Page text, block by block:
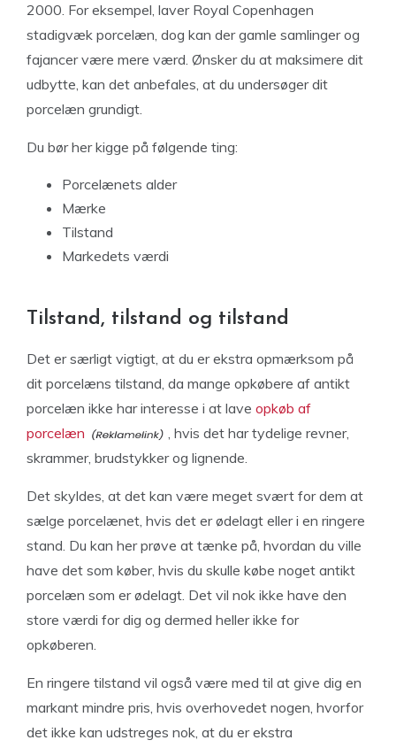
2000. For eksempel, laver Royal Copenhagen
stadigvæk porcelæn, dog kan der gamle samlinger og
fajancer være mere værd. Ønsker du at maksimere dit
udbytte, kan det anbefales, at du undersøger dit
porcelæn grundigt.
Du bør her kigge på følgende ting:
Porcelænets alder
Mærke
Tilstand
Markedets værdi
Tilstand, tilstand og tilstand
Det er særligt vigtigt, at du er ekstra opmærksom på
dit porcelæns tilstand, da mange opkøbere af antikt
porcelæn ikke har interesse i at lave opkøb af
porcelæn
, hvis det har tydelige revner,
skrammer, brudstykker og lignende.
Det skyldes, at det kan være meget svært for dem at
sælge porcelænet, hvis det er ødelagt eller i en ringere
stand. Du kan her prøve at tænke på, hvordan du ville
have det som køber, hvis du skulle købe noget antikt
porcelæn som er ødelagt. Det vil nok ikke have den
store værdi for dig og dermed heller ikke for
opkøberen.
En ringere tilstand vil også være med til at give dig en
markant mindre pris, hvis overhovedet nogen, hvorfor
det ikke kan udstreges nok, at du er ekstra